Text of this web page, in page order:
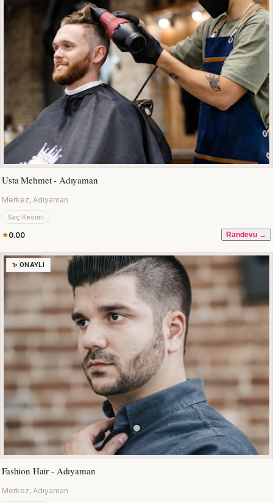
Usta Mehmet - Adıyaman
Merkez, Adıyaman
Saç Kesimi
0.00 Randevu →
✨ ONAYLI
Fashion Hair - Adıyaman
Merkez, Adıyaman